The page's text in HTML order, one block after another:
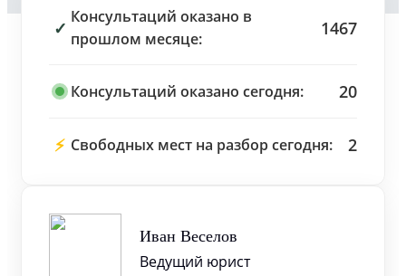
✓
Консультаций оказано в
прошлом месяце:
1467
Консультаций оказано сегодня: 20
⚡ Свободных мест на разбор сегодня: 2
Иван Веселов
Ведущий юрист